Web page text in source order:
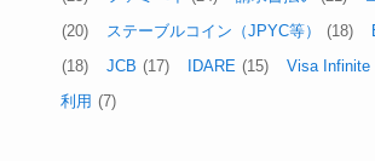
(20)
ステーブルコイン（JPYC等） (18)
(18)
JCB (17) IDARE (15) Visa Infinite
利用 (7)